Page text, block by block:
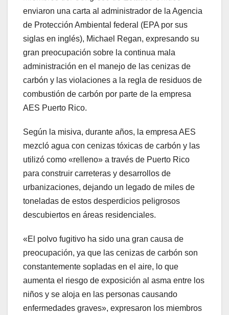
enviaron una carta al administrador de la Agencia
de Protección Ambiental federal (EPA por sus
siglas en inglés), Michael Regan, expresando su
gran preocupación sobre la continua mala
administración en el manejo de las cenizas de
carbón y las violaciones a la regla de residuos de
combustión de carbón por parte de la empresa
AES Puerto Rico.
Según la misiva, durante años, la empresa AES
mezcló agua con cenizas tóxicas de carbón y las
utilizó como «relleno» a través de Puerto Rico
para construir carreteras y desarrollos de
urbanizaciones, dejando un legado de miles de
toneladas de estos desperdicios peligrosos
descubiertos en áreas residenciales.
«El polvo fugitivo ha sido una gran causa de
preocupación, ya que las cenizas de carbón son
constantemente sopladas en el aire, lo que
aumenta el riesgo de exposición al asma entre los
niños y se aloja en las personas causando
enfermedades graves», expresaron los miembros